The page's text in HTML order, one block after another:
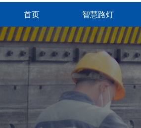
首页 智慧路灯